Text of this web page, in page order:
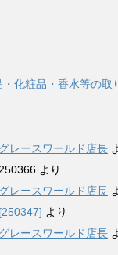
化粧品・香水等の取
グレースワールド店長
250366 より
グレースワールド店長
[250347] より
グレースワールド店長